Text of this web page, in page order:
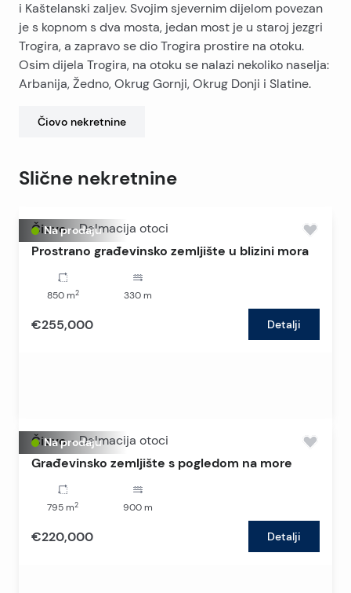
i Kaštelanski zaljev. Svojim sjevernim dijelom povezan
je s kopnom s dva mosta, jedan most je u staroj jezgri
Trogira, a zapravo se dio Trogira prostire na otoku.
Osim dijela Trogira, na otoku se nalazi nekoliko naselja:
Arbanija, Žedno, Okrug Gornji, Okrug Donji i Slatine.
Čiovo nekretnine
Slične nekretnine
Na prodaju
Čiovo - Dalmacija otoci
Prostrano građevinsko zemljište u blizini mora
850m2 330 m
€255,000 Detalji
Na prodaju
Čiovo - Dalmacija otoci
Građevinsko zemljište s pogledom na more
795 m2 900 m
€220,000 Detalji